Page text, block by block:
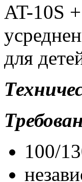
AT-10S
для
100/